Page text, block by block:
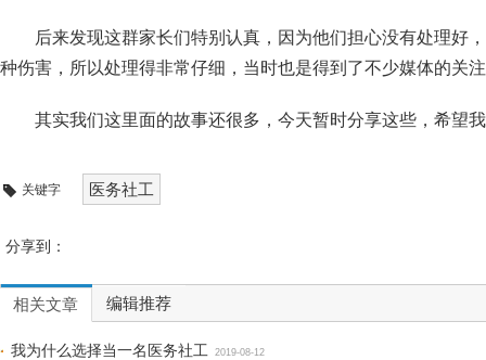
后来发现这群家长们特别认真，因为他们担心没有处理好
种伤害，所以处理得非常仔细，当时也是得到了不少媒体的关
其实我们这里面的故事还很多，今天暂时分享这些，希望
关键字 医务社工
分享到：
相关文章 编辑推荐
我为什么选择当一名医务社工 2019-08-12